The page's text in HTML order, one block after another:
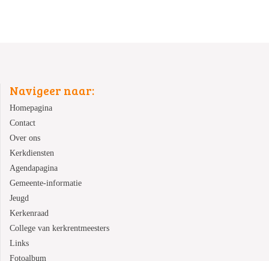
Navigeer naar:
Homepagina
Contact
Over ons
Kerkdiensten
Agendapagina
Gemeente-informatie
Jeugd
Kerkenraad
College van kerkrentmeesters
Links
Fotoalbum